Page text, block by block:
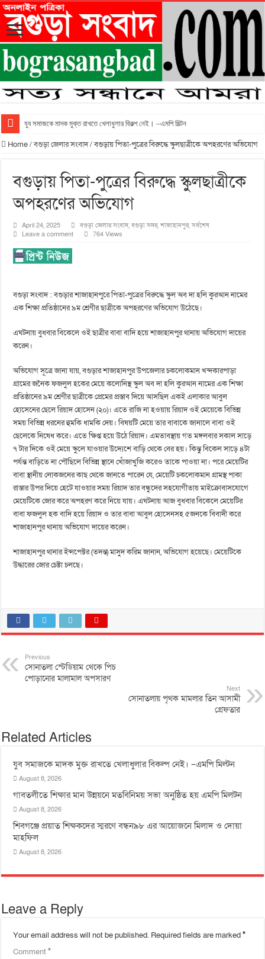
যুব সমাজকে মাদক মুক্ত রাখতে খেলাধুলার বিকল্প নেই। –এমপি মিল্টন
Home/বগুড়া জেলার সংবাদ/বগুড়ায় পিতা-পুত্রের বিরুদ্ধে স্কুলছাত্রীকে অপহরণের অভিযোগ
বগুড়ায় পিতা-পুত্রের বিরুদ্ধে স্কুলছাত্রীকে
অপহরণের অভিযোগ
April 24, 2025 বগুড়া জেলার সংবাদ,বগুড়া সদর,শাজাহানপুর,সর্বশেষ
Leave a comment
764 Views
বগুড়া সংবাদ : বগুড়ার শাজাহানপুরে পিতা-পুত্রের বিরুদ্ধে স্কুল অব দা হলি কুরআন নামের
এক শিক্ষা প্রতিষ্ঠানের ৯ম শ্রেণীর ছাত্রীকে অপহরণের অভিযোগ উঠেছে।
এঘটনায় বুধবার বিকেলে ওই ছাত্রীর বাবা বাদি হয়ে শাজাহানপুর থানায় অভিযোগ দায়ের
করেন।
অভিযোগ সূত্রে জানা যায়, বগুড়ার শাজাহানপুর উপজেলার চকলোকমান খন্দকারপাড়া
গ্রামের জনৈক ফজলুল হকের মেয়ে কলোনিস্থ স্কুল অব দা হলি কুরআন নামের এক শিক্ষা
প্রতিষ্ঠানের ৯ম শ্রেণীর ছাত্রীকে প্রেমের প্রস্তাব দিয়ে আসছিল একই এলাকার আবুল
হোসেনের ছেলে রিয়াদ হোসেন (২০)। এতে রাজি না হওয়ায় রিয়াদ ওই মেয়েকে বিভিন্ন
সময় বিভিন্ন ধরনের হুমকি ধামকি দেয়। বিষয়টি মেয়ে তার বাবাকে জানালে বাবা ওই
ছেলেকে নিষেধ করে। এতে ক্ষিপ্ত হয়ে উঠে রিয়াদ। এমতাবস্থায় গত মঙ্গলবার সকাল সাড়ে
৭ টার দিকে ওই মেয়ে স্কুলে যাওয়ার উদ্যেশে বাড়ি থেকে বের হয়। কিন্তু বিকেল সাড়ে ৪টা
পর্যন্ত বাড়িতে না পৌছিলে বিভিন্ন স্থানে খোঁজাখুজি করেও তাকে পাওয়া না। পরে মেয়েটির
বাবা স্থানীয় লোকজনের কাছ থেকে জানতে পারেন যে, মেয়েটি চকলোকমান গ্রামস্থ পাকা
রাস্তার উপর দিয়ে হেটে যাওয়ার সময় রিয়াদ তার বন্ধুদের সহযোগীতায় মাইক্রোবাসযোগে
মেয়েটিকে জোর করে অপহরণ করে নিয়ে যায়। এঘটনায় আজ বুধবার বিকেলে মেয়েটির
বাবা ফজলুল হক বাদি হয়ে রিয়াদ ও তার বাবা আবুল হোসেনসহ ৫জনকে বিবাদী করে
শাজাহানপুর থানায় অভিযোগ দায়ের করেন।
শাজাহানপুর থানার ইন্সপেক্টর (তদন্ত) মাসুদ করিম জানান, অভিযোগ হয়েছে। মেয়েটিকে
উদ্ধারের জোর চেষ্টা চলছে।
Previous
সোনাতলা স্টেডিয়াম থেকে পিচ
পোড়ানোর মালামাল অপসারণ
Next
সোনাতলায় পৃথক মামলার তিন আসামী
গ্রেফতার
Related Articles
যুব সমাজকে মাদক মুক্ত রাখতে খেলাধুলার বিকল্প নেই। –এমপি মিল্টন
August 8, 2026
‎গাবতলীতে শিক্ষার মান উন্নয়নে ‎মতবিনিময় সভা অনুষ্ঠিত হয় ‎এমপি মিলটন
August 8, 2026
শিবগঞ্জে প্রয়াত শিক্ষকদের স্মরণে বন্ধন৯৮ এর আয়োজনে মিলাদ ও দোয়া
মাহফিল
August 8, 2026
Leave a Reply
Your email address will not be published. Required fields are marked*
Comment*